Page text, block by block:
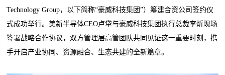
Technology Group，以下简称“豪威科技集团”）筹建合资公司签约仪
式成功举行。美新半导体CEO卢牮与豪威科技集团执行总裁李炘现场
签署战略合作协议，双方管理层高管团队共同见证这一重要时刻，携
手开启产业协同、资源融合、生态共建的全新篇章。